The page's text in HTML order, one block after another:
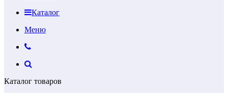
Каталог
Меню
Каталог товаров